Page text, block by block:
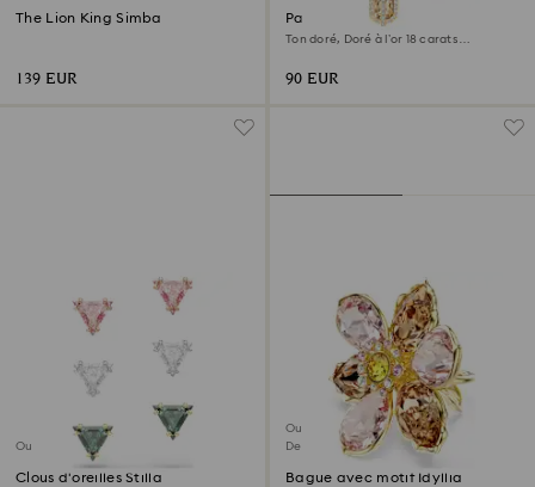
The Lion King Simba
139 EUR
Parure Favor
Ton doré, Doré à l’or 18 carats
90 EUR
Outlet
Clous d'oreilles Stilla
Outlet
Dernière chance
Bague avec motif Idyllia